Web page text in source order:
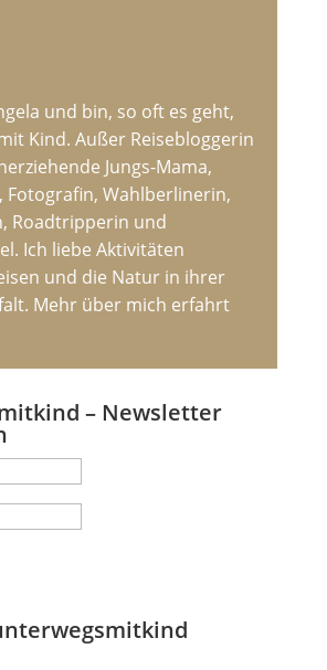
und bin, so oft es geht,
Kind. Außer Reisebloggerin
Jungs-Mama,
Fotografin, Wahlberlinerin,
Roadtripperin und
Ich liebe Aktivitäten
und die Natur in ihrer
Mehr über mich erfahrt
– Newsletter